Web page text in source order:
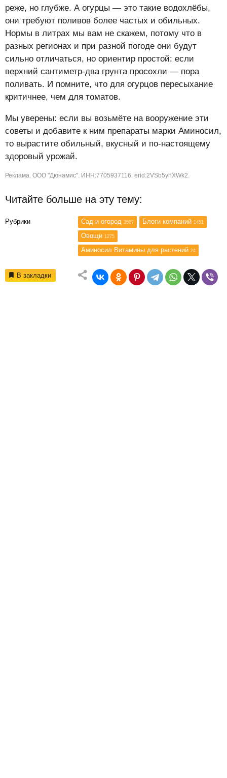
реже, но глубже. А огурцы — это такие водохлёбы,
они требуют поливов более частых и обильных.
Нормы в литрах мы вам не скажем, потому что в
разных регионах и при разной погоде они будут
сильно отличаться, но ориентир простой: если
верхний сантиметр-два грунта просохли — пора
поливать. И помните, что для огурцов пересыхание
критичнее, чем для томатов.
Мы уверены: если вы возьмёте на вооружение эти
советы и добавите к ним препараты марки Аминосил,
то вырастите обильный, вкусный и по-настоящему
здоровый урожай.
Реклама. ООО "Дюнамис". ИНН:7705937116. erid:2VSb5yhXWk2.
Читайте больше на эту тему:
Рубрики Сад и огород 3507 Блоги компаний 1451
Овощи 1275
Аминосил Витамины для растений 24
В закладки